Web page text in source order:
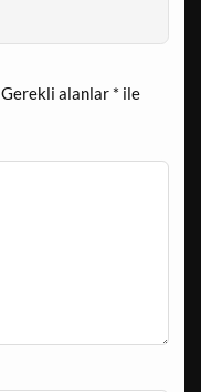
Gerekli alanlar * ile